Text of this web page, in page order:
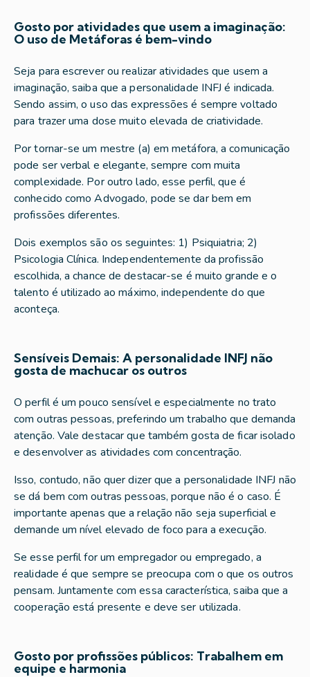
Gosto por atividades que usem a imaginação:
O uso de Metáforas é bem-vindo
Seja para escrever ou realizar atividades que usem a
imaginação, saiba que a personalidade INFJ é indicada.
Sendo assim, o uso das expressões é sempre voltado
para trazer uma dose muito elevada de criatividade.
Por tornar-se um mestre (a) em metáfora, a comunicação
pode ser verbal e elegante, sempre com muita
complexidade. Por outro lado, esse perfil, que é
conhecido como Advogado, pode se dar bem em
profissões diferentes.
Dois exemplos são os seguintes: 1) Psiquiatria; 2)
Psicologia Clínica. Independentemente da profissão
escolhida, a chance de destacar-se é muito grande e o
talento é utilizado ao máximo, independente do que
aconteça.
Sensíveis Demais: A personalidade INFJ não
gosta de machucar os outros
O perfil é um pouco sensível e especialmente no trato
com outras pessoas, preferindo um trabalho que demanda
atenção. Vale destacar que também gosta de ficar isolado
e desenvolver as atividades com concentração.
Isso, contudo, não quer dizer que a personalidade INFJ não
se dá bem com outras pessoas, porque não é o caso. É
importante apenas que a relação não seja superficial e
demande um nível elevado de foco para a execução.
Se esse perfil for um empregador ou empregado, a
realidade é que sempre se preocupa com o que os outros
pensam. Juntamente com essa característica, saiba que a
cooperação está presente e deve ser utilizada.
Gosto por profissões públicos: Trabalhem em
equipe e harmonia